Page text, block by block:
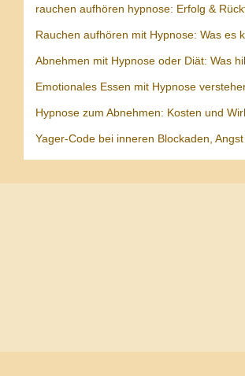
rauchen aufhören hypnose: Erfolg &
Rauchen aufhören mit Hypnose: Was es
Abnehmen mit Hypnose oder Diät: Was
Emotionales Essen mit Hypnose
Hypnose zum Abnehmen: Kosten und
Yager-Code bei inneren Blockaden,